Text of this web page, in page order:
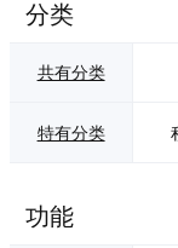
分类
共有分类
特有分类
功能